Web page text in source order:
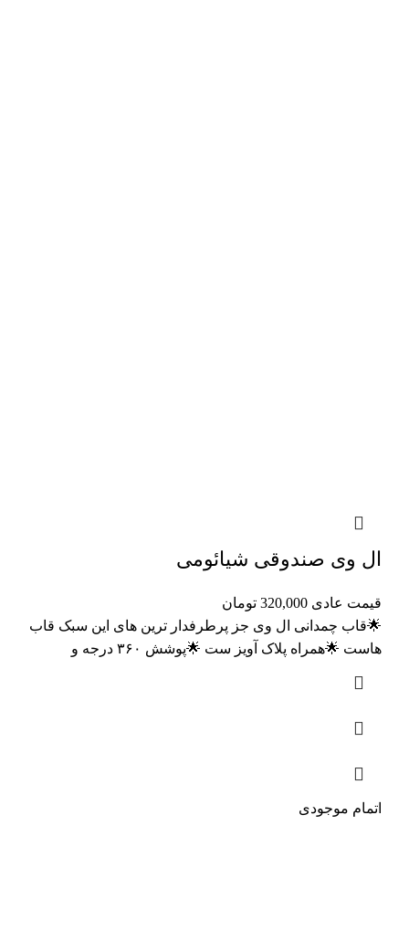
ال وی صندوقی شیائومی
قیمت عادی 320,000 تومان
🌟قاب چمدانی ال وی جز پرطرفدار ترین های این سبک قاب
هاست 🌟همراه پلاک آویز ست 🌟پوشش ۳۶۰ درجه و
اتمام موجودی